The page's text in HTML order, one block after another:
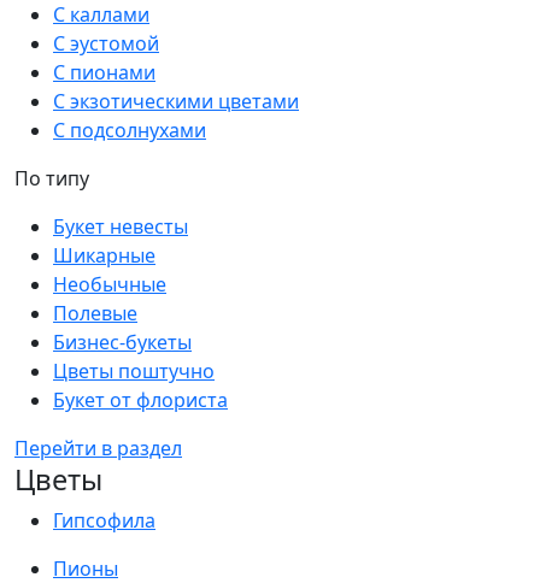
С каллами
С эустомой
С пионами
С экзотическими цветами
С подсолнухами
По типу
Букет невесты
Шикарные
Необычные
Полевые
Бизнес-букеты
Цветы поштучно
Букет от флориста
Перейти в раздел
Цветы
Гипсофила
Пионы